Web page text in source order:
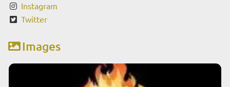
Instagram
Twitter
Images